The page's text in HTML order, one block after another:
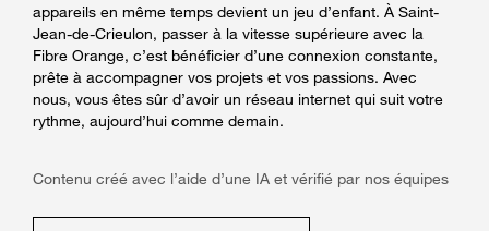
appareils en même temps devient un jeu d’enfant. À Saint-
Jean-de-Crieulon, passer à la vitesse supérieure avec la
Fibre Orange, c’est bénéficier d’une connexion constante,
prête à accompagner vos projets et vos passions. Avec
nous, vous êtes sûr d’avoir un réseau internet qui suit votre
rythme, aujourd’hui comme demain.
Contenu créé avec l’aide d’une IA et vérifié par nos équipes